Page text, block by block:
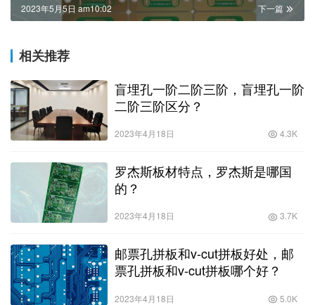
下一篇
2023年5月5日 am10:02
相关推荐
盲埋孔一阶二阶三阶，盲埋孔一阶
二阶三阶区分？
2023年4月18日 4.3K
罗杰斯板材特点，罗杰斯是哪国
的？
2023年4月18日 3.7K
邮票孔拼板和v-cut拼板好处，邮
票孔拼板和v-cut拼板哪个好？
2023年4月18日 5.0K